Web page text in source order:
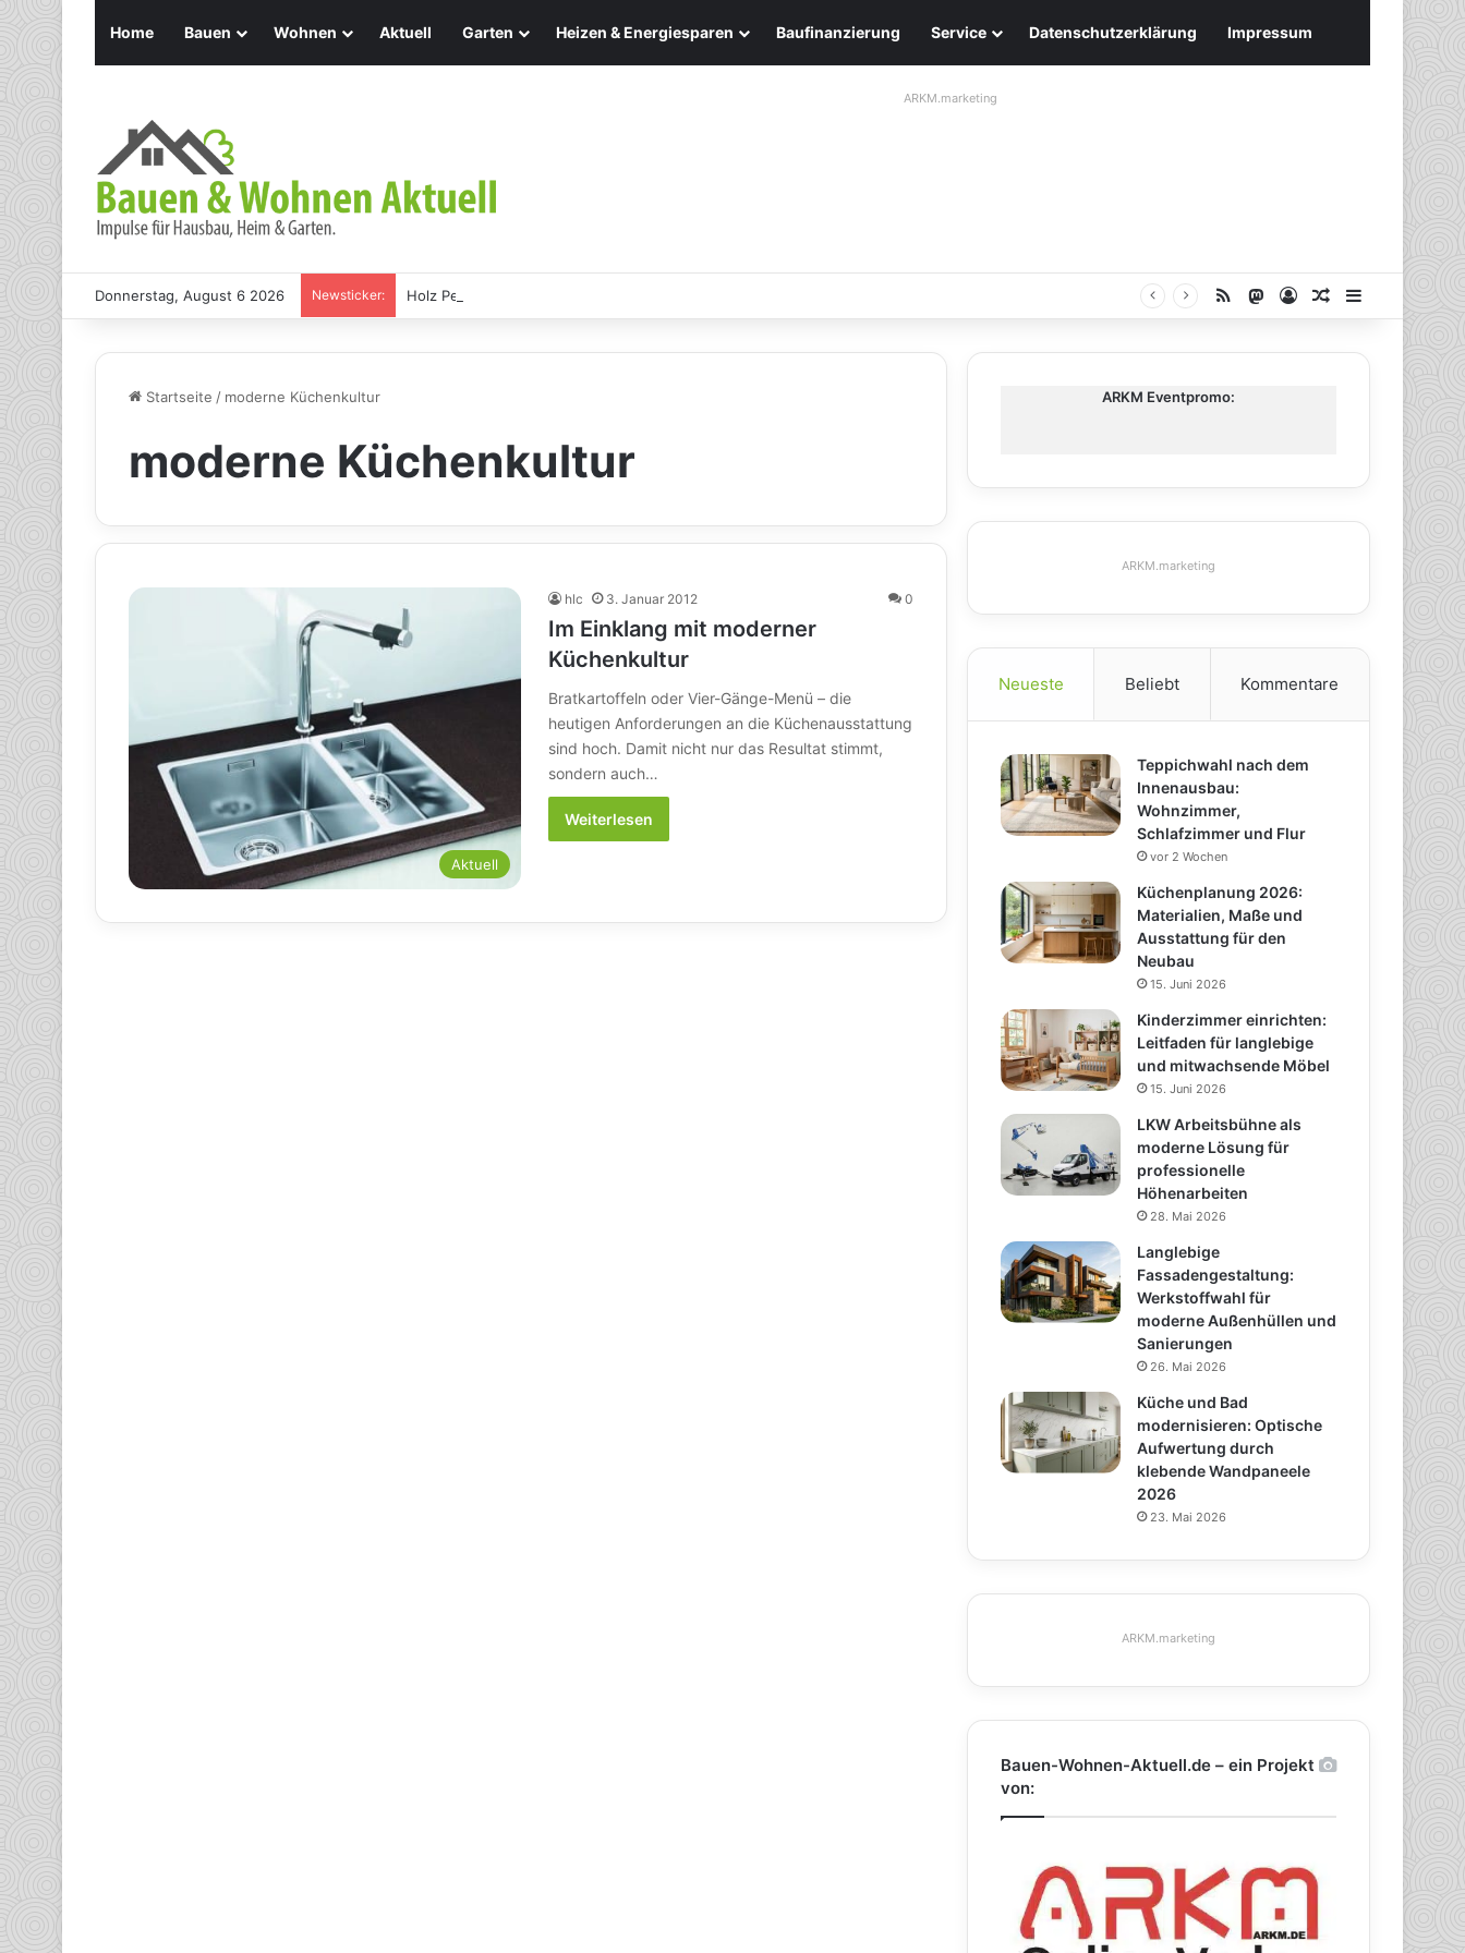
Home Bauen Wohnen Aktuell Garten Heizen & Energiesparen Baufinanzierung Service Datenschutzerklärung Impressum
ARKM.marketing
Donnerstag, August 6 2026 Newsticker: Holz Pendelleuchten: Eleganz und Nachhaltigkeit für Ihr Zuhause RSS Mastodon
AnmeldenZufälliger
Startseite / moderne Küchenkultur
moderne Küchenkultur
Aktuell
hlc 3. Januar 2012 0
Im Einklang mit moderner
Küchenkultur
Bratkartoffeln oder Vier-Gänge-Menü – die
heutigen Anforderungen an die Küchenausstattung
sind hoch. Damit nicht nur das Resultat stimmt,
sondern auch…
Weiterlesen
ARKM Eventpromo:
ARKM.marketing
Neueste Beliebt Kommentare
Teppichwahl nach dem
Innenausbau:
Wohnzimmer,
Schlafzimmer und Flur
vor 2 Wochen
Küchenplanung 2026:
Materialien, Maße und
Ausstattung für den
Neubau
15. Juni 2026
Kinderzimmer einrichten:
Leitfaden für langlebige
und mitwachsende Möbel
15. Juni 2026
LKW Arbeitsbühne als
moderne Lösung für
professionelle
Höhenarbeiten
28. Mai 2026
Langlebige
Fassadengestaltung:
Werkstoffwahl für
moderne Außenhüllen und
Sanierungen
26. Mai 2026
Küche und Bad
modernisieren: Optische
Aufwertung durch
klebende Wandpaneele
2026
23. Mai 2026
ARKM.marketing
Bauen-Wohnen-Aktuell.de – ein Projekt
von: